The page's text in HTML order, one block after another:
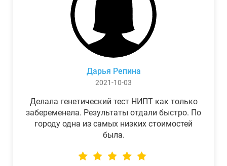
Дарья Репина
2021-10-03
Делала генетический тест НИПТ как только
забеременела. Результаты отдали быстро. По
городу одна из самых низких стоимостей
была.